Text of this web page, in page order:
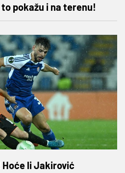
pokažu i na terenu!
li Jakirović